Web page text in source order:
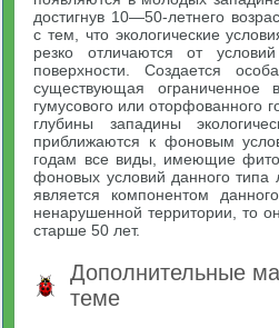
достигнув 10—50-летнего
с тем, что экологические
резко отличаются от
поверхности. Создается
существующая ограниченное
гумусового или оторфованного
глубины западины
приближаются к фоновым
годам все виды, имеющие
фоновых условий данного типа
является компонентом
ненарушенной территории, то
старше 50 лет.
Дополнительные
теме